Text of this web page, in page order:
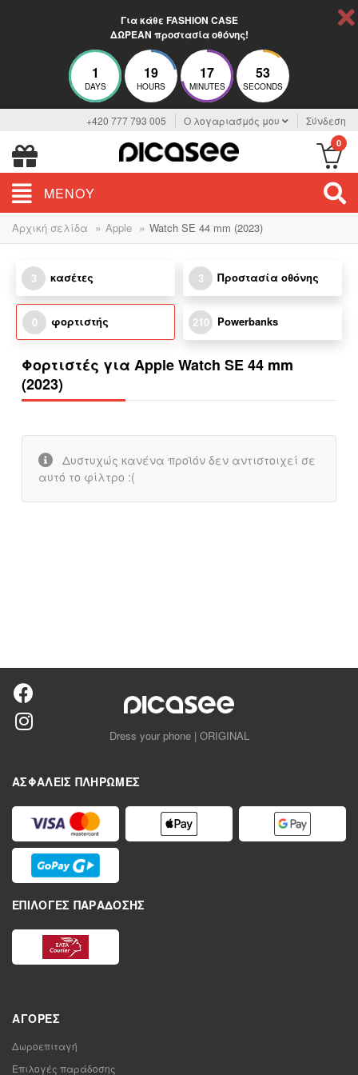
Για κάθε FASHION CASE
ΔΩΡΕΑΝ προστασία οθόνης!
1
DAYS
19
HOURS
17
MINUTES
53
SECONDS
+420 777 793 005 Ο λογαριασμός μου Σύνδεση
0
ΜΕΝΟΎ
Αρχική σελίδα » Apple » Watch SE 44 mm (2023)
3 κασέτες 3 Προστασία οθόνης
0 φορτιστής 210 Powerbanks
Φορτιστές για Apple Watch SE 44 mm
(2023)
Δυστυχώς κανένα προϊόν δεν αντιστοιχεί σε
αυτό το φίλτρο :(
Dress your phone | ORIGINAL
ΑΣΦΑΛΕΊΣ ΠΛΗΡΩΜΈΣ
ΕΠΙΛΟΓΈΣ ΠΑΡΆΔΟΣΗΣ
ΑΓΟΡΈΣ
Δωροεπιταγή
Επιλογές παράδοσης